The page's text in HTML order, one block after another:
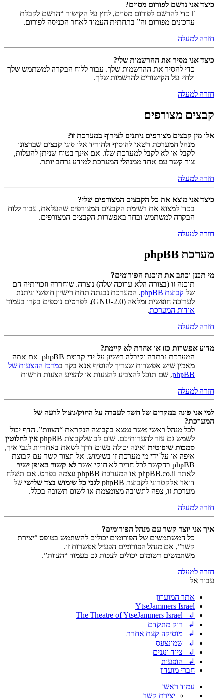
כיצד אני נרשם לפורום מסוים?
Tכדי להרשם לפורום מסוים, לחץ על הקישור “הרשם לקבלת
עדכונים מפורום זה” בתחתית העמוד לאחר הכניסה לפורום.
חזרה למעלה
כיצד אני מסיר את ההרשמות שלי?
כדי להסיר את ההרשמות שלך, עבור ללוח הבקרה למשתמש שלך
ולחץ על הקישורים להרשמות שלך.
חזרה למעלה
קבצים מצורפים
אלו מין קבצים מצורפים ניתנים לצירוף במערכת זו?
מנהל המערכת רשאי להוסיף ולהוריד אלו סוגי קבצים שברצונו
לקבל או לא לקבל למערכת שלו. אם אינך בטוח שניתן להעלות,
צור קשר עם אחד ממנהלי המערכת למידע נרחב יותר.
חזרה למעלה
כיצד אני מוצא את כל הקבצים המצורפים שלי?
בכדי למצוא את רשימת הקבצים המצורפים שהעלאת, עבור ללוח
הבקרה למשתמש ובחר באפשרות הקבצים המצורפים.
חזרה למעלה
מערכת phpBB
מי תכנן וכתב את תוכנת הפורומים?
תוכנה זו (בצורה הלא ערוכה שלה) נוצרה, שוחררה וזכויותיה הם
של קבוצת phpBB
. המערכת נבנתה תחת רישיון חופשי וניתנת
לעריכה חופשית ומלאה (GNU-2.0). לפרטים נוספים בקרו בעמוד
אודות המערכת.
חזרה למעלה
מדוע אפשרות כזו או אחרת לא קיימת?
המערכת נכתבה וקיבלה רישיון על ידי קבוצת phpBB. אם אתה
מאמין שיש אפשרות שצריך להוסיף אנא בקר במרכז ההצעות של
phpBB, שם תוכל להצביע להצעות או להציע הצעות חדשות
חזרה למעלה
למי אני פונה במקרים של חשד לעברה על החוק/ניצול לרעה של
המערכת?
לכל מנהל ראשי אשר נמצא בקבוצה הנקראת “הצוות”. הדף יכול
לשמש גם עזר להערותיכם. שים לב שלקבוצת phpBB
אין לחלוטין
סמכות שיפוטית ואינה יכולה בשום דרך לשאת באחריות לגבי איך,
איפה או על־ידי מי מערכת זו בשימוש. אל תצור קשר עם קבוצת
phpBB בהקשר לכל חומר לא חוקי אשר
לא קשור באופן ישיר
לאתר phpBB.co.il או המערכת phpBB עצמה בפרט. אם תשלח
דואר אלקטרוני לקבוצת phpBB
לגבי כל שימוש בצד שלישי של
מערכת זו, צפה לתשובה מצומצמת או לשום תשובה בכלל.
חזרה למעלה
איך אני יוצר קשר עם מנהל הפורומים?
כל המשתמשים של הפורומים יכולים להשתמש בטופס “יצירת
קשר”, אם מנהל הפורומים הפעיל אפשרות זו.
משתמשים רשומים יכולים לצפות גם בעמוד “הצוות”.
חזרה למעלה
עבור אל
אתר המועדון
YtseJammers Israel
↲ The Theatre of YtseJammers Israel
↲ רוק מתקדם
↲ מוסיקה קצת אחרת
↲ שמונצעס
↲ ציוד ונגנים
↲ הופעות
חברי מועדון
עמוד ראשי
יצירת קשר